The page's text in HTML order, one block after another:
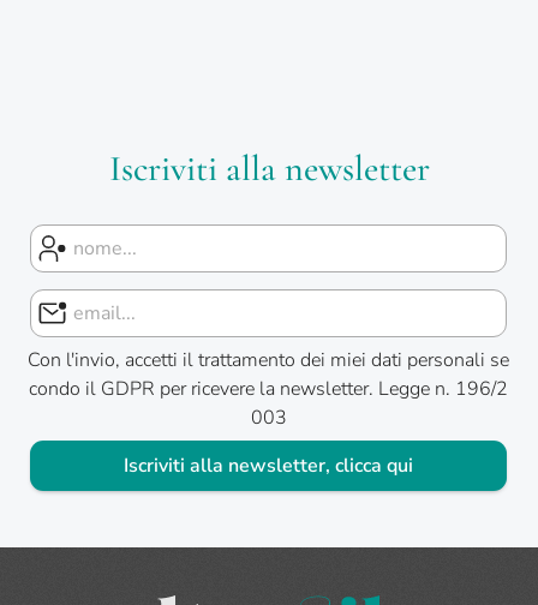
Iscriviti alla newsletter
Con l'invio, accetti il trattamento dei miei dati personali se
condo il GDPR per ricevere la newsletter. Legge n. 196/2
003
Iscriviti alla newsletter, clicca qui